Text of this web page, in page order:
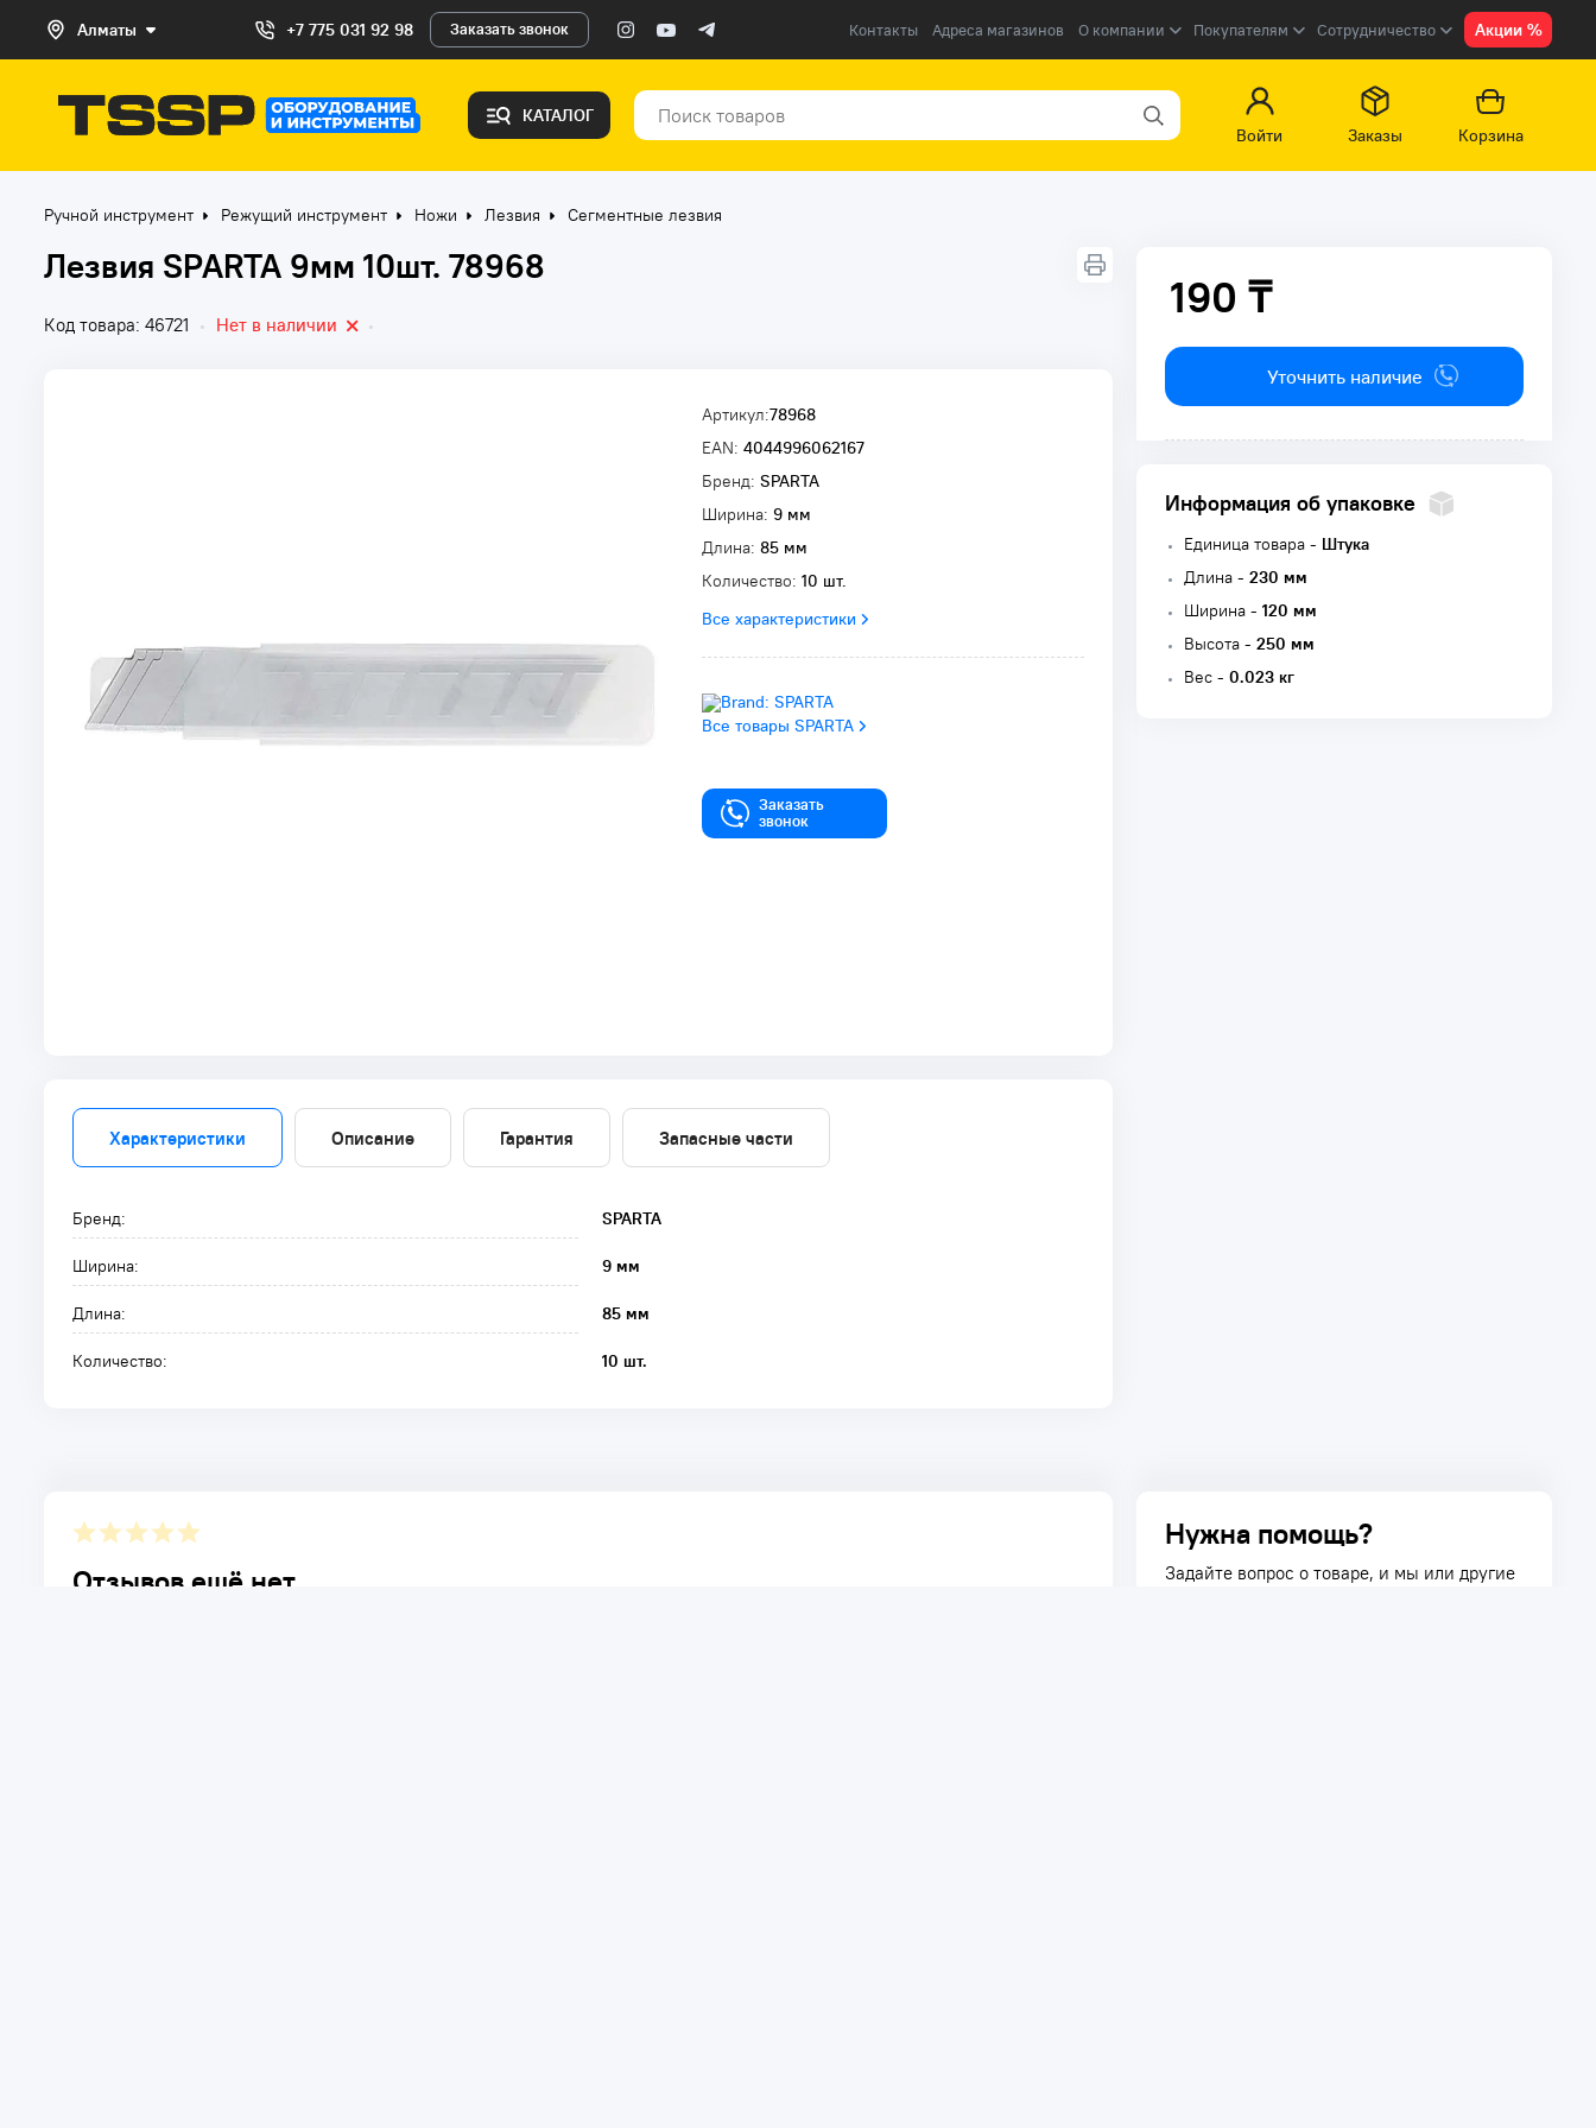
Алматы +7 775 031 92 98 Заказать звонок Контакты Адреса магазинов О компании Покупателям Сотрудничество Акции %
КАТАЛОГ
Войти
Заказы Корзина
Ручной инструмент Режущий инструмент Ножи Лезвия Сегментные лезвия
Лезвия SPARTA 9мм 10шт. 78968
Код товара: 46721 • Нет в наличии •
Артикул:78968
EAN: 4044996062167
Бренд: SPARTA
Ширина: 9 мм
Длина: 85 мм
Количество: 10 шт.
Все характеристики
Все товары SPARTA
Заказать
звонок
190 ₸
190 ₸
Уточнить наличие
Информация об упаковке
Единица товара - Штука
Длина - 230 мм
Ширина - 120 мм
Высота - 250 мм
Вес - 0.023 кг
Характеристики Описание Гарантия Запасные части
Бренд: SPARTA
Ширина: 9 мм
Длина: 85 мм
Количество: 10 шт.
Отзывов ещё нет.
Нужна помощь?
Задайте вопрос о товаре, и мы или другие